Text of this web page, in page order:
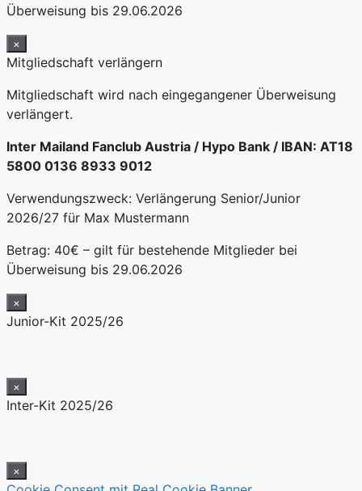
Überweisung bis 29.06.2026
×
Mitgliedschaft verlängern
Mitgliedschaft wird nach eingegangener Überweisung
verlängert.
Inter Mailand Fanclub Austria / Hypo Bank / IBAN: AT18
5800 0136 8933 9012
Verwendungszweck: Verlängerung Senior/Junior
2026/27 für Max Mustermann
Betrag: 40€ – gilt für bestehende Mitglieder bei
Überweisung bis 29.06.2026
×
Junior-Kit 2025/26
×
Inter-Kit 2025/26
×